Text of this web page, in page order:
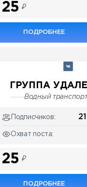
25 ₽
ПОДРОБНЕЕ
ГРУППА
Водный
Подписчиков:
Охват поста:
25 ₽
ПОДРОБНЕЕ